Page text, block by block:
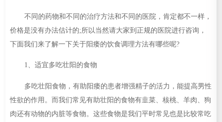
不同的药物和不同的治疗方法和不同的医院，肯定都不一样，
价格是没有办法估计的;所以当然请大家到正规的医院进行咨询，
下面我们来了解一下关于阳痿的饮食调理方法有哪些呢?
1、适宜多吃壮阳的食物
多吃壮阳食物，有助阳痿的患者增强精子的活力，能提高男性
性欲的作用。而我们常见有助壮阳的食物有韭菜、核桃、羊肉、狗
肉还有动物的内脏等食物。这些食物是我们平时常见也是比较常吃